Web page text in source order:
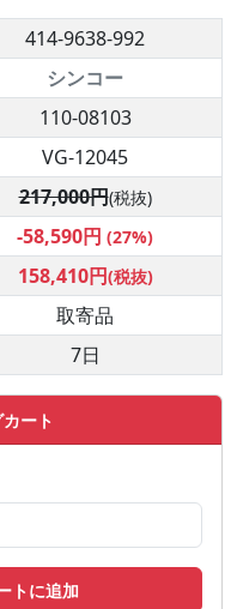
414-9638-992
シンコー
110-08103
VG-12045
217,000円(税抜)
-58,590円 (27%)
158,410円(税抜)
取寄品
7日
ート
トに追加